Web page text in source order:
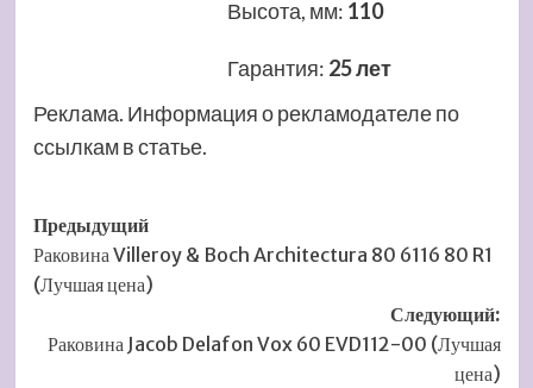
Высота, мм: 110
Гарантия: 25 лет
Реклама. Информация о рекламодателе по
ссылкам в статье.
Навигация
записи
Предыдущий
Раковина Villeroy & Boch Architectura 80 6116 80 R1
(Лучшая цена)
Следующий:
Раковина Jacob Delafon Vox 60 EVD112-00 (Лучшая
цена)